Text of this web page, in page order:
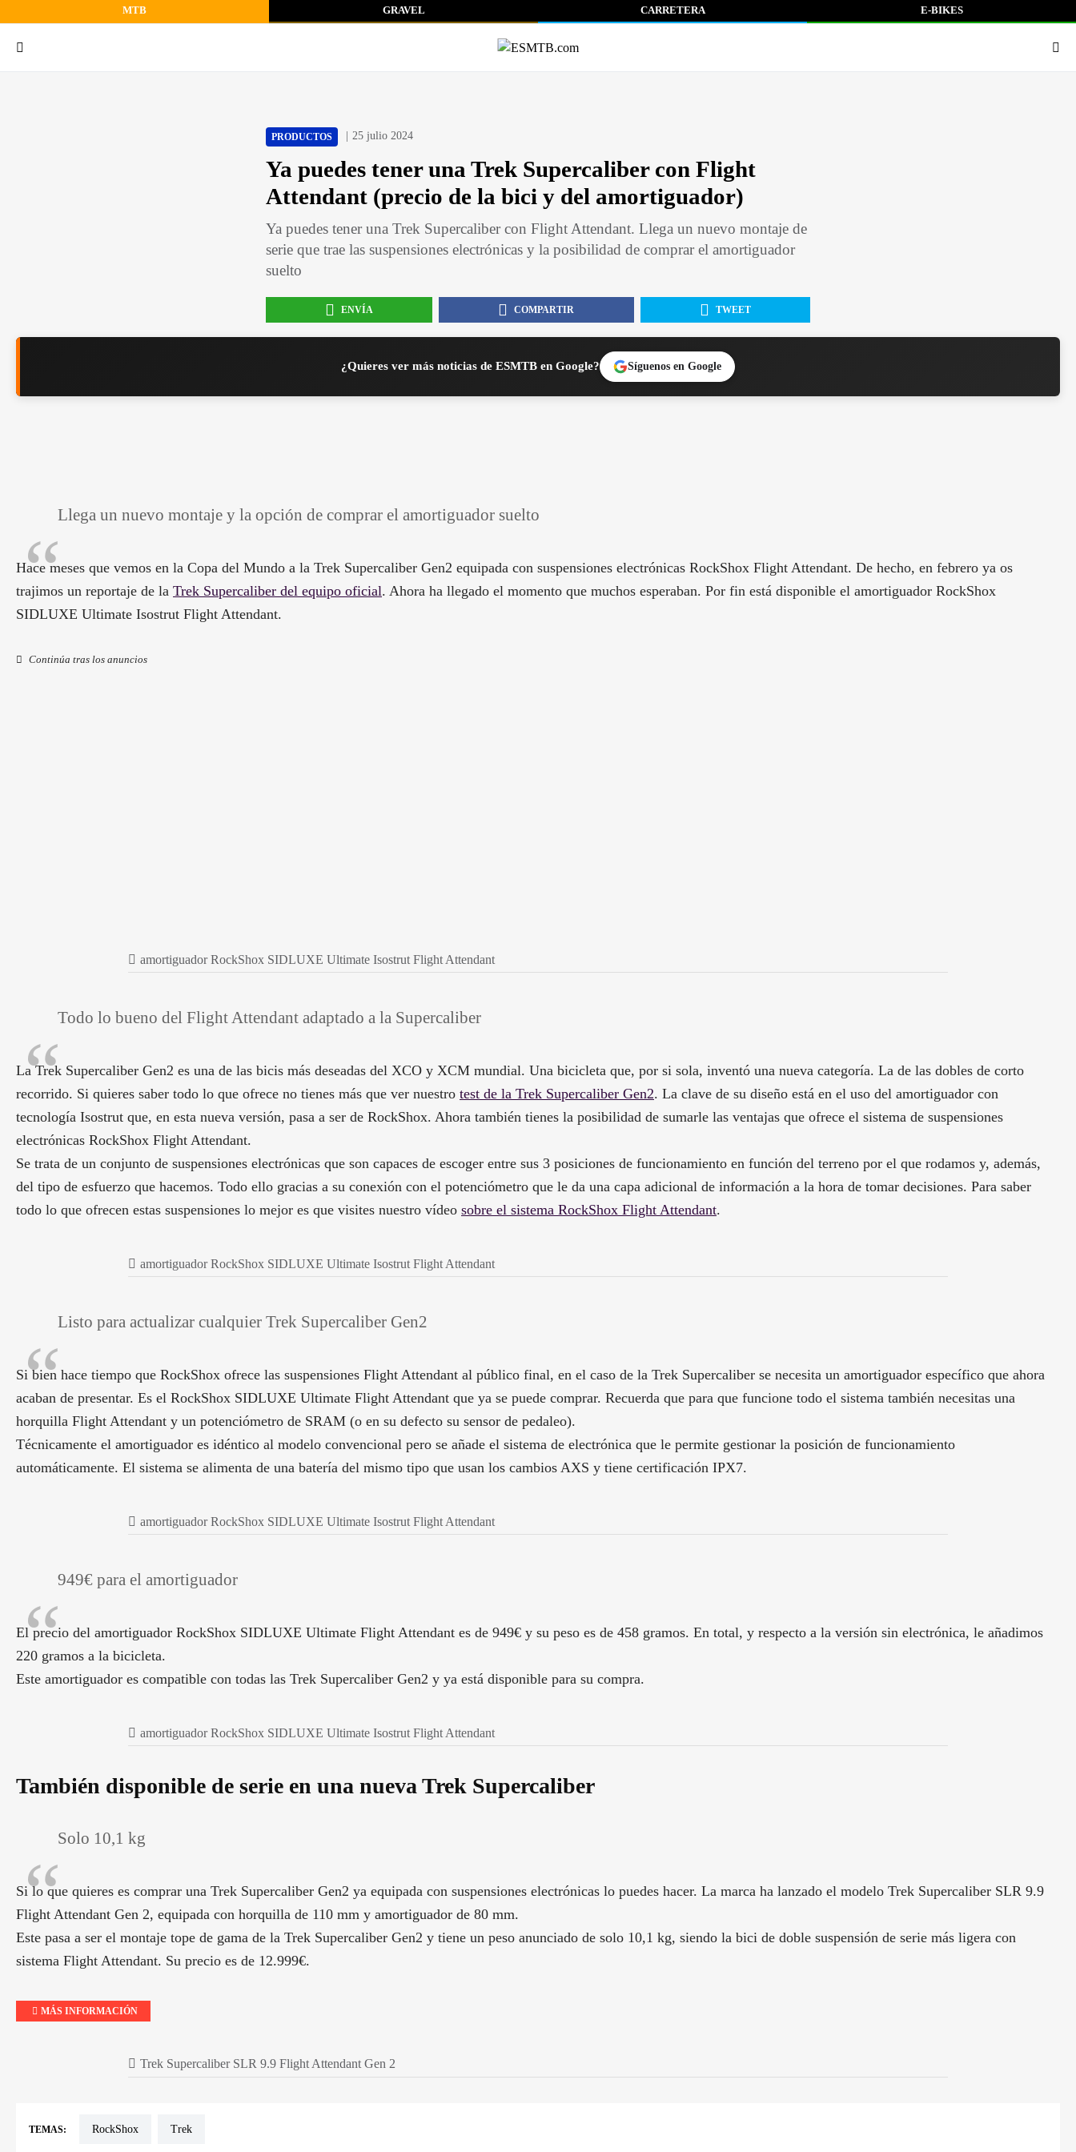
MTB GRAVEL CARRETERA E-BIKES
PRODUCTOS 25 julio 2024
Ya puedes tener una Trek Supercaliber con Flight
Attendant (precio de la bici y del amortiguador)
Ya puedes tener una Trek Supercaliber con Flight Attendant. Llega un nuevo montaje de
serie que trae las suspensiones electrónicas y la posibilidad de comprar el amortiguador
suelto
ENVÍA COMPARTIR TWEET
¿Quieres ver más noticias de ESMTB en Google? Síguenos en Google
Llega un nuevo montaje y la opción de comprar el amortiguador suelto
Hace meses que vemos en la Copa del Mundo a la Trek Supercaliber Gen2 equipada con suspensiones electrónicas RockShox Flight Attendant. De hecho, en febrero ya os
trajimos un reportaje de la Trek Supercaliber del equipo oficial. Ahora ha llegado el momento que muchos esperaban. Por fin está disponible el amortiguador RockShox
SIDLUXE Ultimate Isostrut Flight Attendant.
Continúa tras los anuncios
amortiguador RockShox SIDLUXE Ultimate Isostrut Flight Attendant
Todo lo bueno del Flight Attendant adaptado a la Supercaliber
La Trek Supercaliber Gen2 es una de las bicis más deseadas del XCO y XCM mundial. Una bicicleta que, por si sola, inventó una nueva categoría. La de las dobles de corto
recorrido. Si quieres saber todo lo que ofrece no tienes más que ver nuestro test de la Trek Supercaliber Gen2. La clave de su diseño está en el uso del amortiguador con
tecnología Isostrut que, en esta nueva versión, pasa a ser de RockShox. Ahora también tienes la posibilidad de sumarle las ventajas que ofrece el sistema de suspensiones
electrónicas RockShox Flight Attendant.
Se trata de un conjunto de suspensiones electrónicas que son capaces de escoger entre sus 3 posiciones de funcionamiento en función del terreno por el que rodamos y, además,
del tipo de esfuerzo que hacemos. Todo ello gracias a su conexión con el potenciómetro que le da una capa adicional de información a la hora de tomar decisiones. Para saber
todo lo que ofrecen estas suspensiones lo mejor es que visites nuestro vídeo sobre el sistema RockShox Flight Attendant.
amortiguador RockShox SIDLUXE Ultimate Isostrut Flight Attendant
Listo para actualizar cualquier Trek Supercaliber Gen2
Si bien hace tiempo que RockShox ofrece las suspensiones Flight Attendant al público final, en el caso de la Trek Supercaliber se necesita un amortiguador específico que ahora
acaban de presentar. Es el RockShox SIDLUXE Ultimate Flight Attendant que ya se puede comprar. Recuerda que para que funcione todo el sistema también necesitas una
horquilla Flight Attendant y un potenciómetro de SRAM (o en su defecto su sensor de pedaleo).
Técnicamente el amortiguador es idéntico al modelo convencional pero se añade el sistema de electrónica que le permite gestionar la posición de funcionamiento
automáticamente. El sistema se alimenta de una batería del mismo tipo que usan los cambios AXS y tiene certificación IPX7.
amortiguador RockShox SIDLUXE Ultimate Isostrut Flight Attendant
949€ para el amortiguador
El precio del amortiguador RockShox SIDLUXE Ultimate Flight Attendant es de 949€ y su peso es de 458 gramos. En total, y respecto a la versión sin electrónica, le añadimos
220 gramos a la bicicleta.
Este amortiguador es compatible con todas las Trek Supercaliber Gen2 y ya está disponible para su compra.
amortiguador RockShox SIDLUXE Ultimate Isostrut Flight Attendant
También disponible de serie en una nueva Trek Supercaliber
Solo 10,1 kg
Si lo que quieres es comprar una Trek Supercaliber Gen2 ya equipada con suspensiones electrónicas lo puedes hacer. La marca ha lanzado el modelo Trek Supercaliber SLR 9.9
Flight Attendant Gen 2, equipada con horquilla de 110 mm y amortiguador de 80 mm.
Este pasa a ser el montaje tope de gama de la Trek Supercaliber Gen2 y tiene un peso anunciado de solo 10,1 kg, siendo la bici de doble suspensión de serie más ligera con
sistema Flight Attendant. Su precio es de 12.999€.
MÁS INFORMACIÓN
Trek Supercaliber SLR 9.9 Flight Attendant Gen 2
TEMAS: RockShox Trek